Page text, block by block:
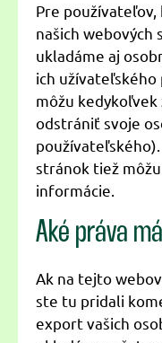
Pre
našich webových
ukladáme aj
ich
môžu
odstrániť svoje
stránok tiež
informácie.
Aké práva
Ak na tejto
ste tu pridali
export vašich